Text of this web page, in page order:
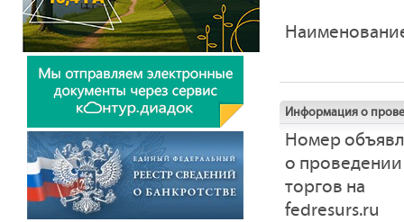
Информация о
Номер
о проведении
торгов на
fedresurs.ru